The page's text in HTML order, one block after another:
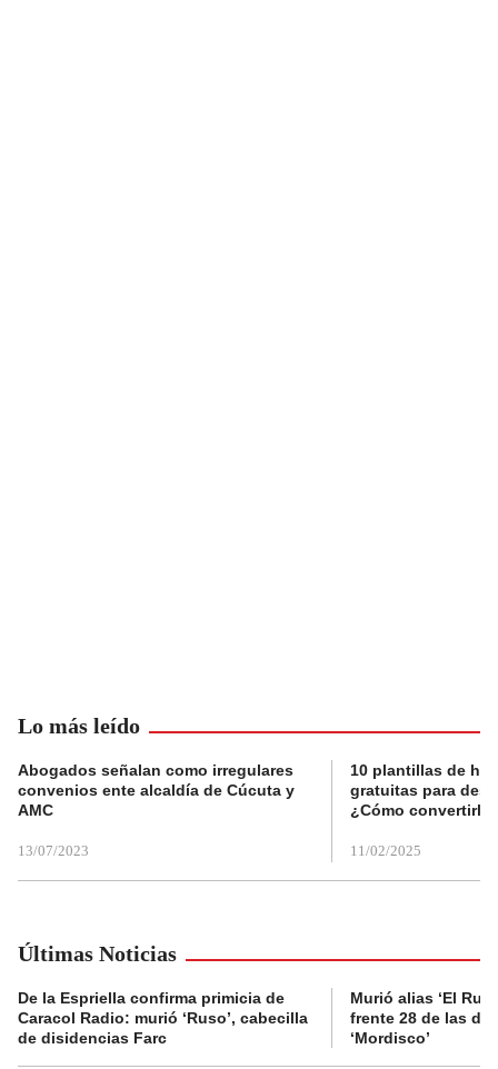
Lo más leído
Abogados señalan como irregulares
convenios ente alcaldía de Cúcuta y
AMC
13/07/2023
10 plantillas de
gratuitas para
¿Cómo convertirla
11/02/2025
Últimas Noticias
De la Espriella confirma primicia de
Caracol Radio: murió ‘Ruso’, cabecilla
de disidencias Farc
Murió alias ‘El
frente 28 de las
‘Mordisco’